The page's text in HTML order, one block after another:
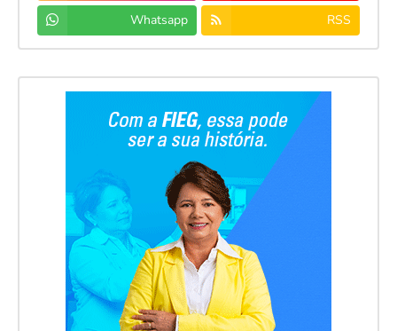
Whatsapp RSS